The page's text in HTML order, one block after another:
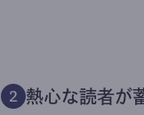
2 熱心な読者が